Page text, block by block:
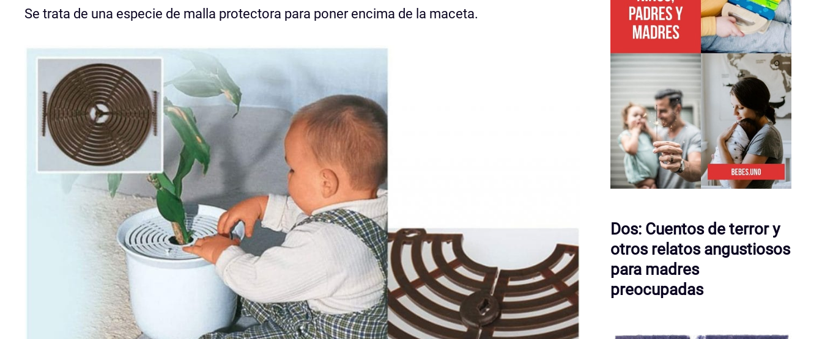
Se trata de una especie de malla protectora para poner encima de la maceta.
Dos: Cuentos de terror y
otros relatos angustiosos
para madres
preocupadas